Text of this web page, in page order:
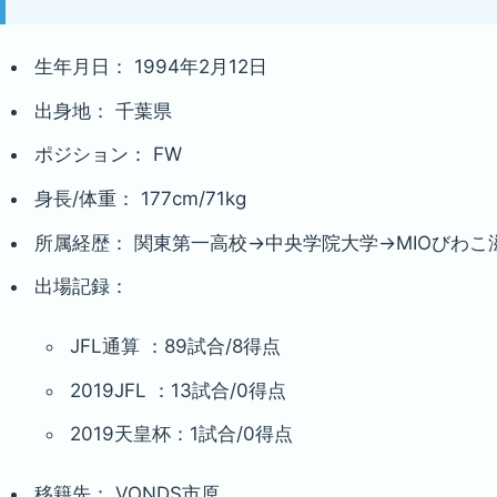
生年月日： 1994年2月12日
出身地： 千葉県
ポジション： FW
身長/体重： 177cm/71kg
所属経歴： 関東第一高校→中央学院大学→MIOびわこ
出場記録：
JFL通算 ：89試合/8得点
2019JFL ：13試合/0得点
2019天皇杯：1試合/0得点